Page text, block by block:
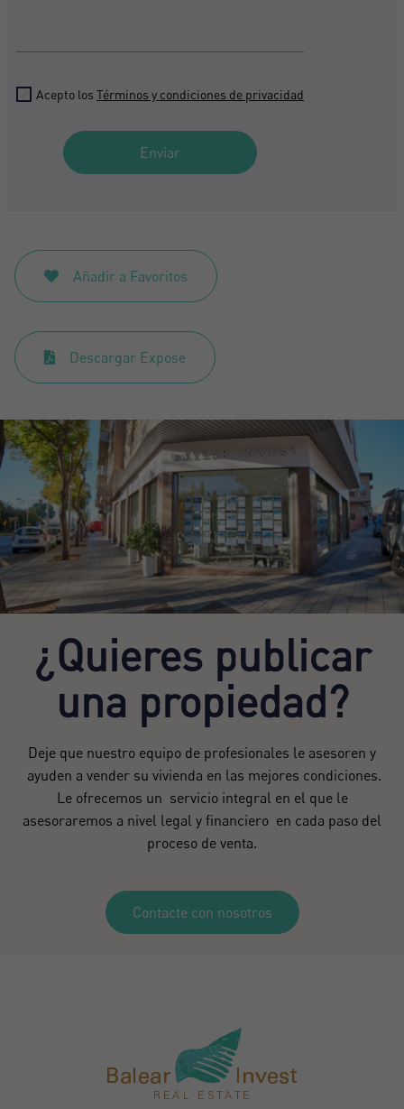
Acepto los Términos y condiciones de privacidad
Enviar
Añadir a Favoritos
Descargar Expose
¿Quieres publicar
una propiedad?
Deje que nuestro equipo de profesionales le asesoren y
ayuden a vender su vivienda en las mejores condiciones.
Le ofrecemos un servicio integral en el que le
asesoraremos a nivel legal y financiero en cada paso del
proceso de venta.
Contacte con nosotros